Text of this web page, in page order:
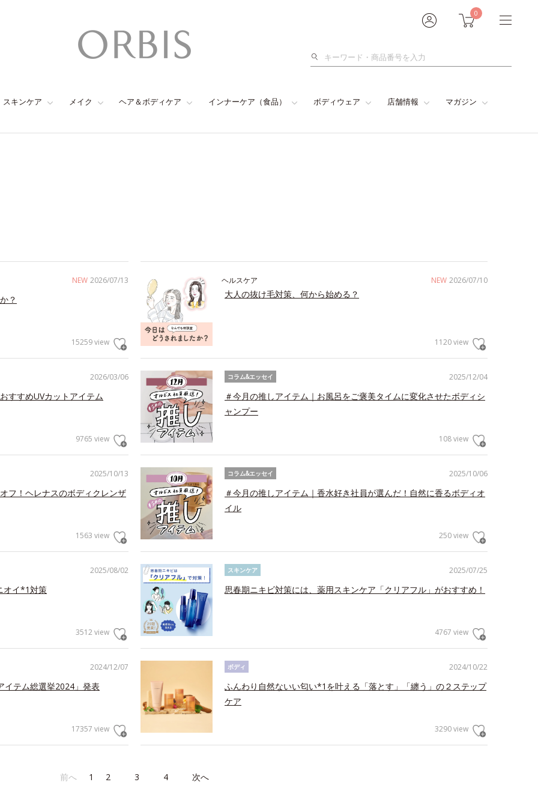
0
検
スキンケア メイク ヘア＆ボディケア インナーケア（食品） ボディウェア 店舗情報 マガジン
NEW 2026/07/13
？
15259 view
NEW 2026/07/10
ヘルスケア
大人の抜け毛対策、何から始める？
1120 view
2026/03/06
すすめUVカットアイテム
9765 view
2025/12/04
コラム&エッセイ
＃今月の推しアイテム｜お風呂をご褒美タイムに変化させたボディシ
ャンプー
108 view
2025/10/13
フ！ヘレナスのボディクレンザ
1563 view
2025/10/06
コラム&エッセイ
＃今月の推しアイテム｜香水好き社員が選んだ！自然に香るボディオ
イル
250 view
2025/08/02
オイ*1対策
3512 view
2025/07/25
スキンケア
思春期ニキビ対策には、薬用スキンケア「クリアフル」がおすすめ！
4767 view
2024/12/07
イテム総選挙2024」発表
17357 view
2024/10/22
ボディ
ふんわり自然ないい匂い*1を叶える「落とす」「纏う」の２ステップ
ケア
3290 view
前へ 1 2 3 4 次へ